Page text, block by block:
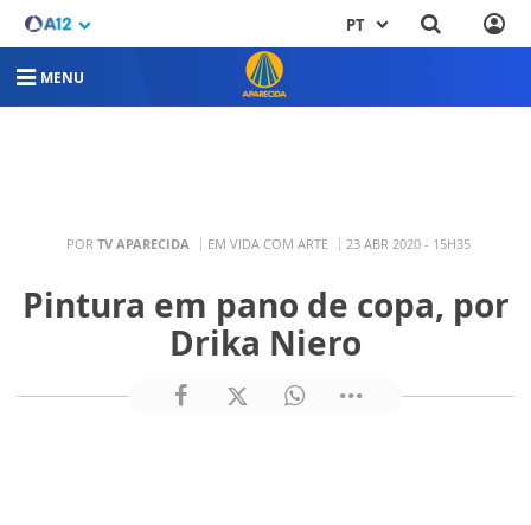
PT
MENU
POR TV APARECIDA EM VIDA COM ARTE 23 ABR 2020 - 15H35
Pintura em pano de copa, por
Drika Niero